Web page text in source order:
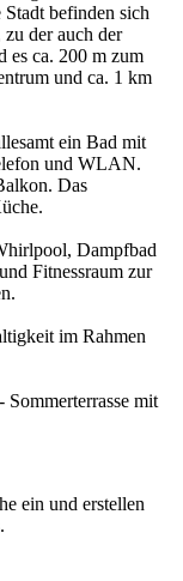
befinden sich
der auch der
es ca. 200 m zum
und ca. 1 km
ein Bad mit
und WLAN.
Das
Dampfbad
Fitnessraum zur
im Rahmen
mit
ein und erstellen